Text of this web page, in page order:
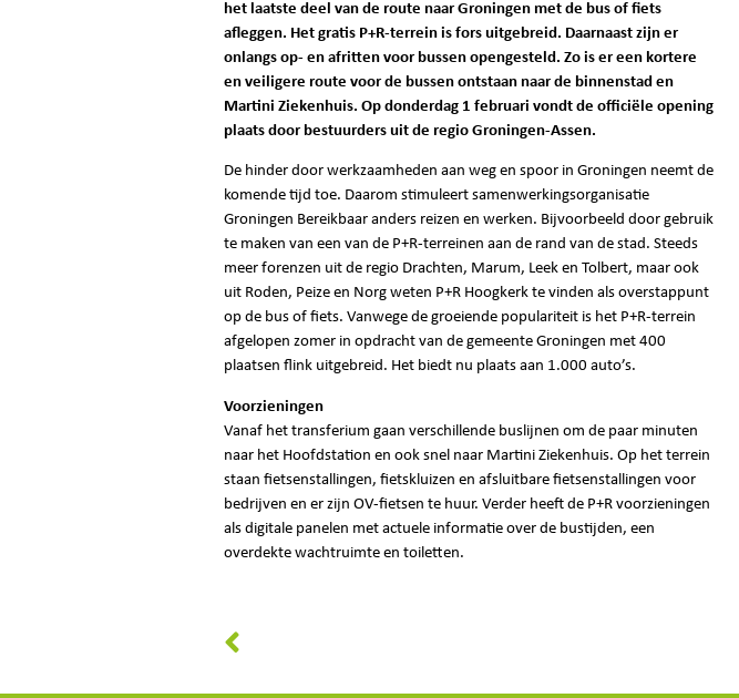
het laatste deel van de route naar Groningen met de bus of fiets
afleggen. Het gratis P+R-terrein is fors uitgebreid. Daarnaast zijn er
onlangs op- en afritten voor bussen opengesteld. Zo is er een kortere
en veiligere route voor de bussen ontstaan naar de binnenstad en
Martini Ziekenhuis. Op donderdag 1 februari vondt de officiële opening
plaats door bestuurders uit de regio Groningen-Assen.
De hinder door werkzaamheden aan weg en spoor in Groningen neemt de
komende tijd toe. Daarom stimuleert samenwerkingsorganisatie
Groningen Bereikbaar anders reizen en werken. Bijvoorbeeld door gebruik
te maken van een van de P+R-terreinen aan de rand van de stad. Steeds
meer forenzen uit de regio Drachten, Marum, Leek en Tolbert, maar ook
uit Roden, Peize en Norg weten P+R Hoogkerk te vinden als overstappunt
op de bus of fiets. Vanwege de groeiende populariteit is het P+R-terrein
afgelopen zomer in opdracht van de gemeente Groningen met 400
plaatsen flink uitgebreid. Het biedt nu plaats aan 1.000 auto’s.
Voorzieningen
Vanaf het transferium gaan verschillende buslijnen om de paar minuten
naar het Hoofdstation en ook snel naar Martini Ziekenhuis. Op het terrein
staan fietsenstallingen, fietskluizen en afsluitbare fietsenstallingen voor
bedrijven en er zijn OV-fietsen te huur. Verder heeft de P+R voorzieningen
als digitale panelen met actuele informatie over de bustijden, een
overdekte wachtruimte en toiletten.